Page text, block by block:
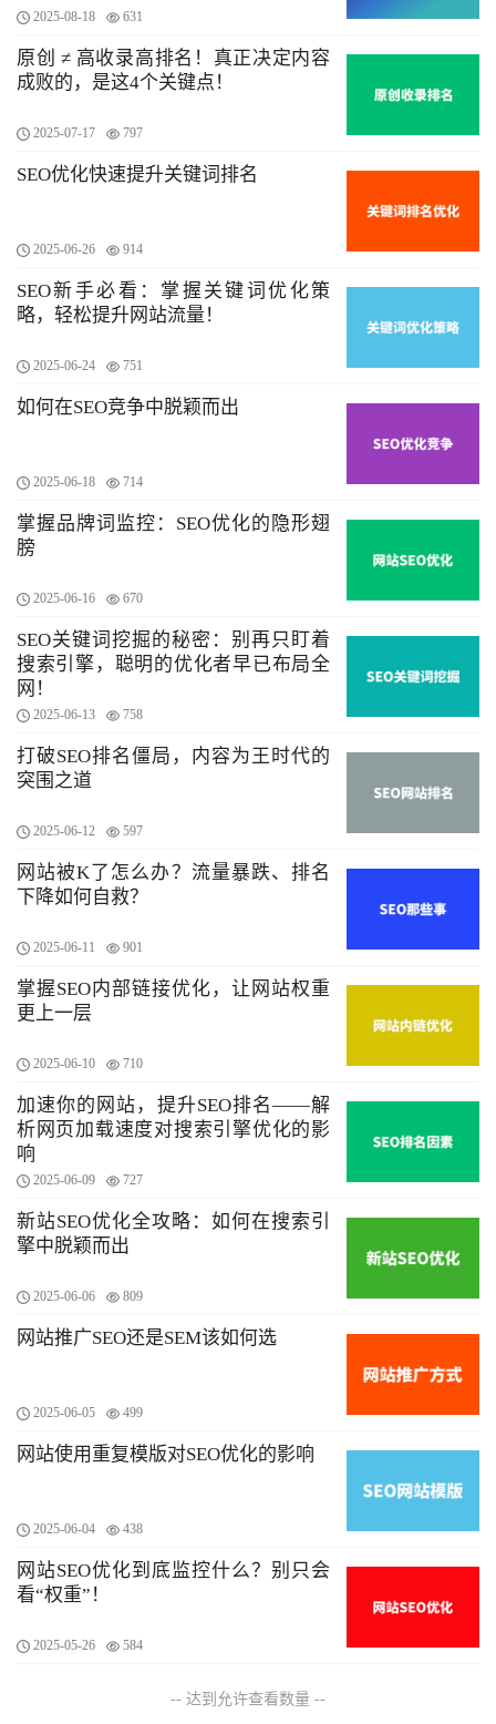
2025-08-18 631
原创 ≠ 高收录高排名！真正决定内容
成败的，是这4个关键点！
2025-07-17 797
SEO优化快速提升关键词排名
2025-06-26 914
SEO新手必看：掌握关键词优化策
略，轻松提升网站流量！
2025-06-24 751
如何在SEO竞争中脱颖而出
2025-06-18 714
掌握品牌词监控：SEO优化的隐形翅
膀
2025-06-16 670
SEO关键词挖掘的秘密：别再只盯着
搜索引擎，聪明的优化者早已布局全
网！
2025-06-13 758
打破SEO排名僵局，内容为王时代的
突围之道
2025-06-12 597
网站被K了怎么办？流量暴跌、排名
下降如何自救？
2025-06-11 901
掌握SEO内部链接优化，让网站权重
更上一层
2025-06-10 710
加速你的网站，提升SEO排名——解
析网页加载速度对搜索引擎优化的影
响
2025-06-09 727
新站SEO优化全攻略：如何在搜索引
擎中脱颖而出
2025-06-06 809
网站推广SEO还是SEM该如何选
2025-06-05 499
网站使用重复模版对SEO优化的影响
2025-06-04 438
网站SEO优化到底监控什么？别只会
看“权重”！
2025-05-26 584
-- 达到允许查看数量 --